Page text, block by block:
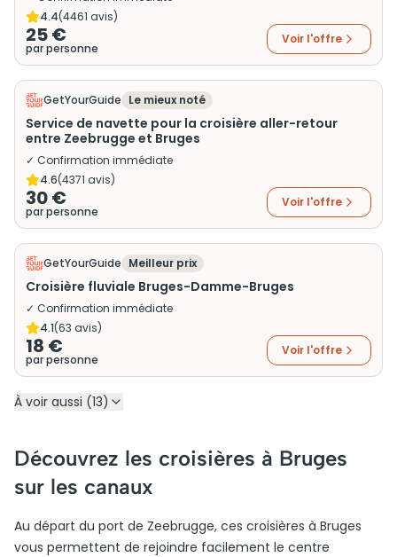
4.4(4461 avis)
25 €
par personne
Voir l'offre
GetYourGuide Le mieux noté
Service de navette pour la croisière aller-retour
entre Zeebrugge et Bruges
✓ Confirmation immédiate
4.6(4371 avis)
30 €
par personne
Voir l'offre
GetYourGuide Meilleur prix
Croisière fluviale Bruges-Damme-Bruges
✓ Confirmation immédiate
4.1(63 avis)
18 €
par personne
Voir l'offre
À voir aussi (13)
Découvrez les croisières à Bruges
sur les canaux
Au départ du port de Zeebrugge, ces croisières à Bruges
vous permettent de rejoindre facilement le centre